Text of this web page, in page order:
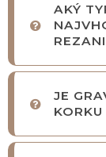
AKÝ
JE